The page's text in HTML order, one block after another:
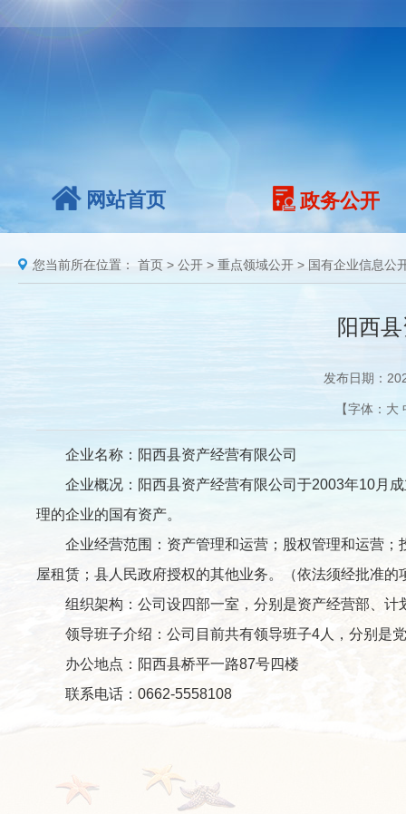
网站首页 政务公开
您当前所在位置： 首页 > 公开 > 重点领域公开 > 国有企业信息公
阳西
发布日期：
【字体： 大
企业名称：阳西县资产经营有限公司
企业概况：阳西县资产经营有限公司于2003年10月成
理的企业的国有资产。
企业经营范围：资产管理和运营；股权管理和运营；
屋租赁；县人民政府授权的其他业务。（依法须经批准
组织架构：公司设四部一室，分别是资产经营部、计
领导班子介绍：公司目前共有领导班子4人，分别是党
办公地点：阳西县桥平一路87号四楼
联系电话：0662-5558108